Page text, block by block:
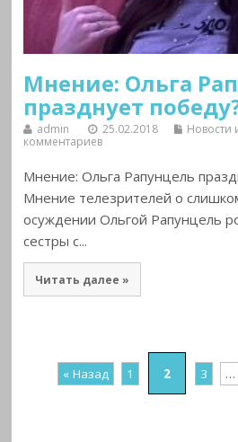
Мнение: Ольга
празднует
admin 25.02.2018 Новости
комментариев
Мнение: Ольга Рапунцель
Мнение телезрителей о
осуждении Ольгой Рапунцель
сестры с...
Читать далее »
« Назад 1 2 3 …